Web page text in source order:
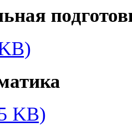
KB)